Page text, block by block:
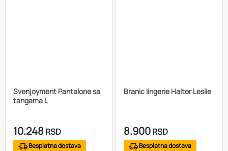
Svenjoyment Pantalone sa
tangama L
10.248RSD
Besplatna dostava
Branic lingerie Halter Leslie
8.900RSD
Besplatna dostava